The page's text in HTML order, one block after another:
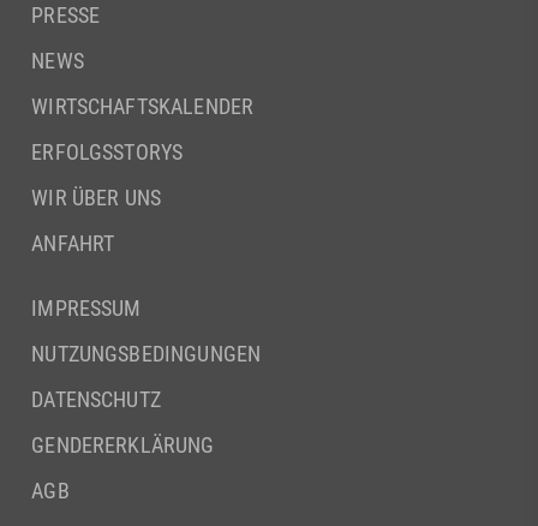
PRESSE
NEWS
WIRTSCHAFTSKALENDER
ERFOLGSSTORYS
WIR ÜBER UNS
ANFAHRT
IMPRESSUM
NUTZUNGSBEDINGUNGEN
DATENSCHUTZ
GENDERERKLÄRUNG
AGB